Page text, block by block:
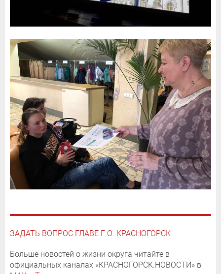
ЗАДАТЬ ВОПРОС ГЛАВЕ Г.О. КРАСНОГОРСК
Больше новостей о жизни округа читайте в
официальных каналах «КРАСНОГОРСК.НОВОСТИ» в